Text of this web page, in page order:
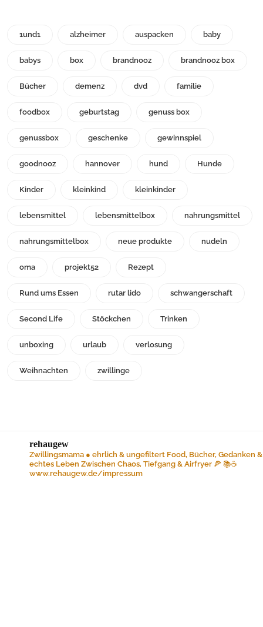
1und1 alzheimer auspacken baby
babys box brandnooz brandnooz box
Bücher demenz dvd familie
foodbox geburtstag genuss box
genussbox geschenke gewinnspiel
goodnooz hannover hund Hunde
Kinder kleinkind kleinkinder
lebensmittel lebensmittelbox nahrungsmittel
nahrungsmittelbox neue produkte nudeln
oma projekt52 Rezept
Rund ums Essen rutar lido schwangerschaft
Second Life Stöckchen Trinken
unboxing urlaub verlosung
Weihnachten zwillinge
rehaugew
Zwillingsmama ● ehrlich & ungefiltert Food, Bücher, Gedanken &
echtes Leben Zwischen Chaos, Tiefgang & Airfryer 🍕 📚☕️
www.rehaugew.de/impressum